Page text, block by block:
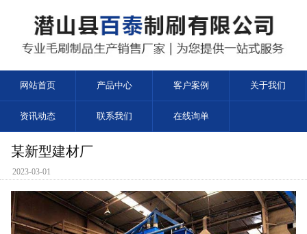
网站首页 产品中心 客户案例 关于我们
资讯动态 联系我们 在线询单
某新型建材厂
2023-03-01